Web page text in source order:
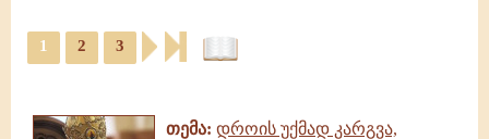
უქმად
კარგვა,
ციტატები,
გამონათქვამები
1 2 3
თემა: დროის უქმად კარგვა,